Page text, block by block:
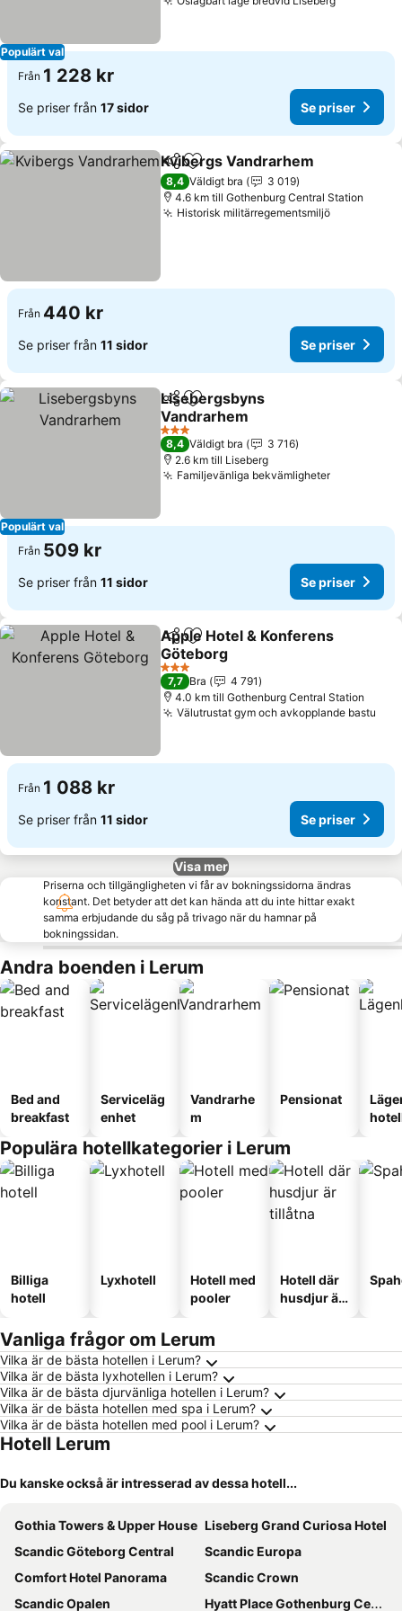
Populärt val
Från 1 228 kr
Se priser från 17 sidor Se priser
Dela Lägg till i Mina Favoriter
Kvibergs Vandrarhem
8,4 Väldigt bra
3 019
4.6 km till Gothenburg Central Station
Historisk militärregementsmiljö
Från 440 kr
Se priser från 11 sidor Se priser
Populärt val
Dela Lägg till i Mina Favoriter
Lisebergsbyns
Vandrarhem
3 Stjärnor
8,4 Väldigt bra
3 716
2.6 km till Liseberg
Familjevänliga bekvämligheter
Från 509 kr
Se priser från 11 sidor Se priser
Dela Lägg till i Mina Favoriter
Apple Hotel & Konferens
Göteborg
3 Stjärnor
7,7 Bra
4 791
4.0 km till Gothenburg Central Station
Välutrustat gym och avkopplande bastu
Från 1 088 kr
Se priser från 11 sidor Se priser
Visa mer
Priserna och tillgängligheten vi får av bokningssidorna ändras
konstant. Det betyder att det kan hända att du inte hittar exakt
samma erbjudande du såg på trivago när du hamnar på
bokningssidan.
Andra boenden i Lerum
Bed and
breakfast
Serviceläg
enhet
Vandrarhe
m
Pensionat
Populära hotellkategorier i Lerum
Billiga
hotell
Lyxhotell
Hotell med
pooler
Hotell där
husdjur är
Vanliga frågor om Lerum
Vilka är de bästa hotellen i Lerum?
Vilka är de bästa lyxhotellen i Lerum?
Vilka är de bästa djurvänliga hotellen i Lerum?
Vilka är de bästa hotellen med spa i Lerum?
Vilka är de bästa hotellen med pool i Lerum?
Hotell Lerum
Du kanske också är intresserad av dessa hotell...
Gothia Towers & Upper House Liseberg Grand Curiosa Hotel
Scandic Göteborg Central
Scandic Europa
Comfort Hotel Panorama
Scandic Crown
Scandic Opalen
Hyatt Place Gothenburg Central